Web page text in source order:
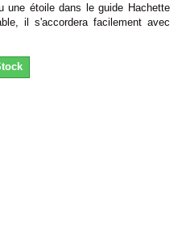
une étoile dans le guide Hachette
il s'accordera facilement avec